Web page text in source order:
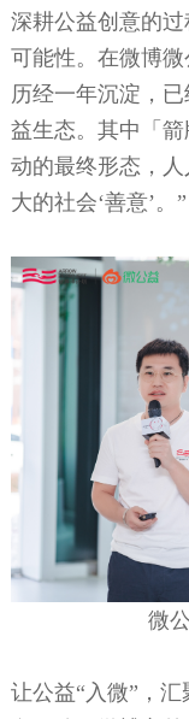
深耕公益创意的
可能性。在微博微
历经一年沉淀，
益生态。其中「箭
动的最终形态，
大的社会‘善意’。”
微
让公益“入微”，